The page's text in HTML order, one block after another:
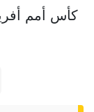
كأس أمم أفريقيا 2025